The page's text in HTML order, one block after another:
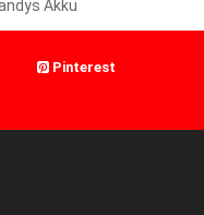
Akku
Pinterest